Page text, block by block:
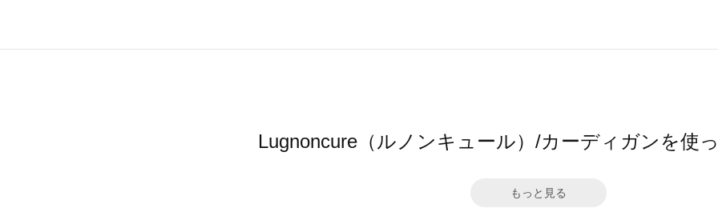
Lugnoncure（ルノンキュール）/カーディガンを使
もっと見る